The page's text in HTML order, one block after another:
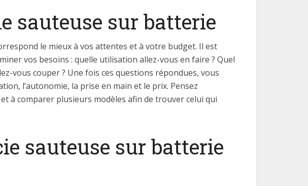
sauteuse sur batterie
le mieux à vos attentes et à votre budget. Il est
vos besoins : quelle utilisation allez-vous en faire ? Quel
vous couper ? Une fois ces questions répondues, vous
l’autonomie, la prise en main et le prix. Pensez
à comparer plusieurs modèles afin de trouver celui qui
sauteuse sur batterie